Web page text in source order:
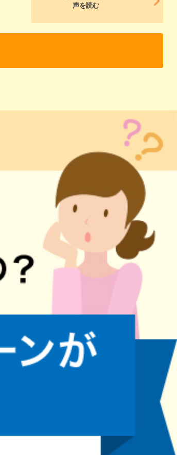
声を読む